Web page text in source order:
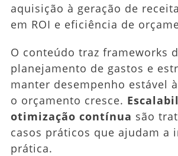
aquisição à geração de
em ROI e eficiência de
O conteúdo traz frameworks
planejamento de gastos e
manter desempenho estável
o orçamento cresce.
otimização contínua são
casos práticos que ajudam a
prática.